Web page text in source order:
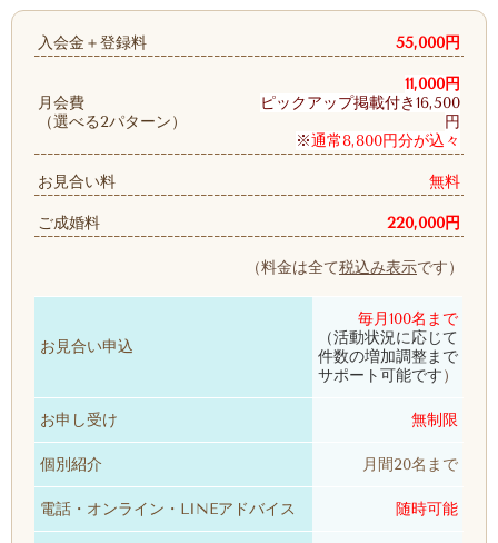
入会金＋登録料 55,000円
月会費
（選べる2パターン）
11,000円
ピックアップ掲載付き16,500
円
※通常8,800円分が込々
お見合い料 無料
ご成婚料 220,000円
（料金は全て税込み表示です）
お見合い申込
毎月100名まで
（活動状況に応じて
件数の増加調整まで
サポート可能です）
お申し受け 無制限
個別紹介 月間20名まで
電話・オンライン・LINEアドバイス 随時可能